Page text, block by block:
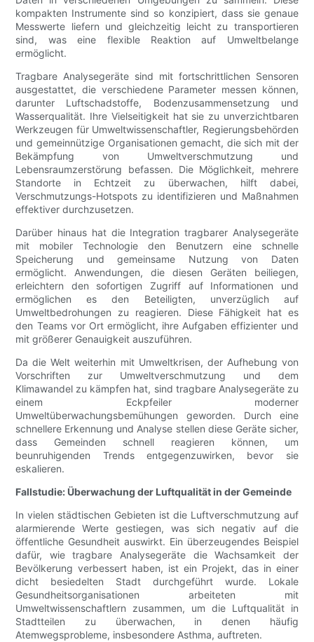
kompakten Instrumente sind so konzipiert, dass sie genaue
Messwerte liefern und gleichzeitig leicht zu transportieren
sind, was eine flexible Reaktion auf Umweltbelange
ermöglicht.
Tragbare Analysegeräte sind mit fortschrittlichen Sensoren
ausgestattet, die verschiedene Parameter messen können,
darunter Luftschadstoffe, Bodenzusammensetzung und
Wasserqualität. Ihre Vielseitigkeit hat sie zu unverzichtbaren
Werkzeugen für Umweltwissenschaftler, Regierungsbehörden
und gemeinnützige Organisationen gemacht, die sich mit der
Bekämpfung von Umweltverschmutzung und
Lebensraumzerstörung befassen. Die Möglichkeit, mehrere
Standorte in Echtzeit zu überwachen, hilft dabei,
Verschmutzungs-Hotspots zu identifizieren und Maßnahmen
effektiver durchzusetzen.
Darüber hinaus hat die Integration tragbarer Analysegeräte
mit mobiler Technologie den Benutzern eine schnelle
Speicherung und gemeinsame Nutzung von Daten
ermöglicht. Anwendungen, die diesen Geräten beiliegen,
erleichtern den sofortigen Zugriff auf Informationen und
ermöglichen es den Beteiligten, unverzüglich auf
Umweltbedrohungen zu reagieren. Diese Fähigkeit hat es
den Teams vor Ort ermöglicht, ihre Aufgaben effizienter und
mit größerer Genauigkeit auszuführen.
Da die Welt weiterhin mit Umweltkrisen, der Aufhebung von
Vorschriften zur Umweltverschmutzung und dem
Klimawandel zu kämpfen hat, sind tragbare Analysegeräte zu
einem Eckpfeiler moderner
Umweltüberwachungsbemühungen geworden. Durch eine
schnellere Erkennung und Analyse stellen diese Geräte sicher,
dass Gemeinden schnell reagieren können, um
beunruhigenden Trends entgegenzuwirken, bevor sie
eskalieren.
Fallstudie: Überwachung der Luftqualität in der Gemeinde
In vielen städtischen Gebieten ist die Luftverschmutzung auf
alarmierende Werte gestiegen, was sich negativ auf die
öffentliche Gesundheit auswirkt. Ein überzeugendes Beispiel
dafür, wie tragbare Analysegeräte die Wachsamkeit der
Bevölkerung verbessert haben, ist ein Projekt, das in einer
dicht besiedelten Stadt durchgeführt wurde. Lokale
Gesundheitsorganisationen arbeiteten mit
Umweltwissenschaftlern zusammen, um die Luftqualität in
Stadtteilen zu überwachen, in denen häufig
Atemwegsprobleme, insbesondere Asthma, auftreten.